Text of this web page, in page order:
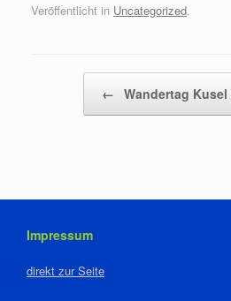
Veröffentlicht in Uncategorized.
← Wandertag Kusel
Impressum
direkt zur Seite